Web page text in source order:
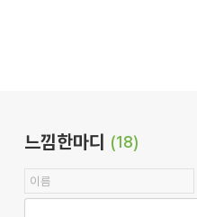
느낌한마디 (18)